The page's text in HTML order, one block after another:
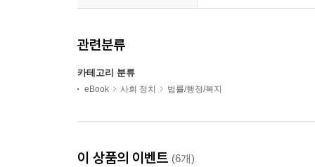
관련분류
카테고리 분류
eBook 사회 정치 법률/행정/복지
이 상품의 이벤트 (6개)